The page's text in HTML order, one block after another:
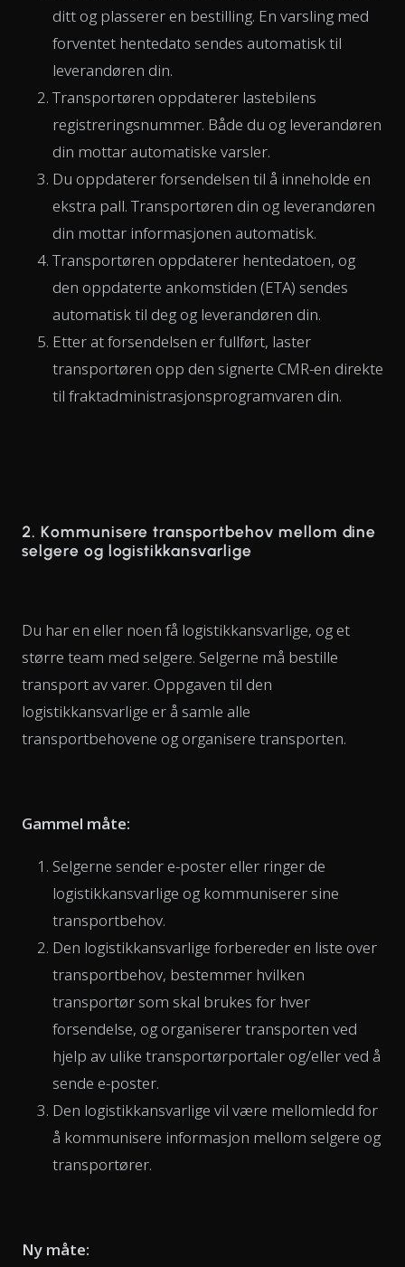
ditt og plasserer en bestilling. En varsling med
forventet hentedato sendes automatisk til
leverandøren din.
Transportøren oppdaterer lastebilens
registreringsnummer. Både du og leverandøren
din mottar automatiske varsler.
Du oppdaterer forsendelsen til å inneholde en
ekstra pall. Transportøren din og leverandøren
din mottar informasjonen automatisk.
Transportøren oppdaterer hentedatoen, og
den oppdaterte ankomstiden (ETA) sendes
automatisk til deg og leverandøren din.
Etter at forsendelsen er fullført, laster
transportøren opp den signerte CMR-en direkte
til fraktadministrasjonsprogramvaren din.
2. Kommunisere transportbehov mellom dine
selgere og logistikkansvarlige
Du har en eller noen få logistikkansvarlige, og et
større team med selgere. Selgerne må bestille
transport av varer. Oppgaven til den
logistikkansvarlige er å samle alle
transportbehovene og organisere transporten.
Gammel måte:
Selgerne sender e-poster eller ringer de
logistikkansvarlige og kommuniserer sine
transportbehov.
Den logistikkansvarlige forbereder en liste over
transportbehov, bestemmer hvilken
transportør som skal brukes for hver
forsendelse, og organiserer transporten ved
hjelp av ulike transportørportaler og/eller ved å
sende e-poster.
Den logistikkansvarlige vil være mellomledd for
å kommunisere informasjon mellom selgere og
transportører.
Ny måte: